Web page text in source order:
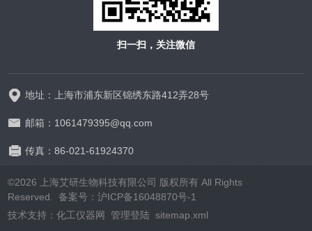
扫一扫，关注微信
地址：上海市浦东新区锦绣东路412弄28号
邮箱：1061479395@qq.com
传真：86-021-61924370
©2026 上海艾研生物科技有限公司 版权所有 All Rights
Reserved. 备案号：沪ICP备16048870号-1
技术支持：化工仪器网 管理登陆 sitemap.xml